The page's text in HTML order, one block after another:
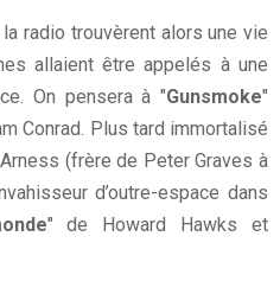
radio trouvèrent alors une vie
allaient être appelés à une
On pensera à "Gunsmoke"
Conrad. Plus tard immortalisé
(frère de Peter Graves à
d’outre-espace dans
" de Howard Hawks et